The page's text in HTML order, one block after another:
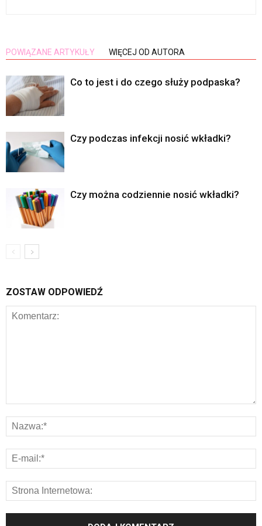
POWIĄZANE ARTYKUŁY WIĘCEJ OD AUTORA
Co to jest i do czego służy podpaska?
Czy podczas infekcji nosić wkładki?
Czy można codziennie nosić wkładki?
ZOSTAW ODPOWIEDŹ